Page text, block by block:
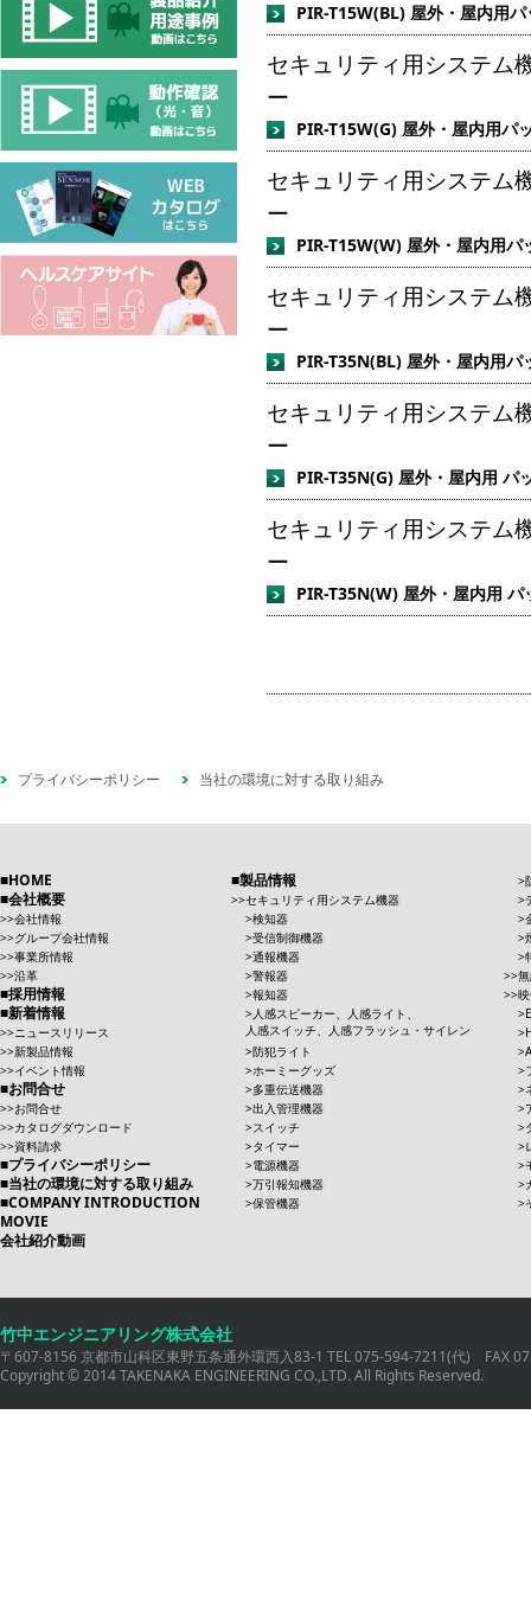
PIR-T15W(BL) 屋外・屋内用
セキュリティ用システム
ー
PIR-T15W(G) 屋外・屋内用パ
セキュリティ用システム
ー
PIR-T15W(W) 屋外・屋内用パ
セキュリティ用システム
ー
PIR-T35N(BL) 屋外・屋内用パ
セキュリティ用システム
ー
PIR-T35N(G) 屋外・屋内用 パ
セキュリティ用システム
ー
PIR-T35N(W) 屋外・屋内用 パ
プライバシーポリシー 当社の環境に対する取り組み
HOME
会社概要
会社情報
グループ会社情報
事業所情報
沿革
採用情報
新着情報
ニュースリリース
新製品情報
イベント情報
お問合せ
お問合せ
カタログダウンロード
資料請求
プライバシーポリシー
当社の環境に対する取り組み
COMPANY INTRODUCTION
MOVIE
会社紹介動画
製品情報
セキュリティ用システム機器
検知器
受信制御機器
通報機器
警報器
報知器
人感スピーカー、人感ライト、
人感スイッチ、人感フラッシュ・サイレン
防犯ライト
ホーミーグッズ
多重伝送機器
出入管理機器
スイッチ
タイマー
電源機器
万引報知機器
保管機器
竹中エンジニアリング株式会社
〒607-8156 京都市山科区東野五条通外環西入83-1 TEL 075-594-7211(代) FAX
Copyright © 2014 TAKENAKA ENGINEERING CO.,LTD. All Rights Reserved.